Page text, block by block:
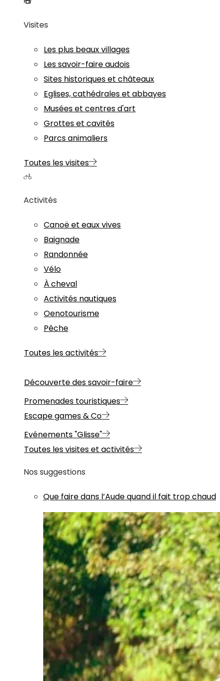
Visites
Les plus beaux villages
Les savoir-faire audois
Sites historiques et châteaux
Eglises, cathédrales et abbayes
Musées et centres d'art
Grottes et cavités
Parcs animaliers
Toutes les visites
Activités
Canoë et eaux vives
Baignade
Randonnée
Vélo
À cheval
Activités nautiques
Oenotourisme
Pêche
Toutes les activités
Découverte des savoir-faire
Promenades touristiques
Escape games & Co
Evénements "Glisse"
Toutes les visites et activités
Nos suggestions
Que faire dans l’Aude quand il fait trop chaud